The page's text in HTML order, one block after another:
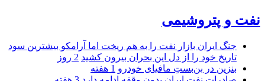
نفت و پتروشیمی
جنگ ایران بازار نفت را به هم ریخت اما آرامکو بیشترین سود
تاریخ خود را از دل این بحران بیرون کشید 2 روز
بنزین در بن‌بستِ مافیای خودرو 1 هفته